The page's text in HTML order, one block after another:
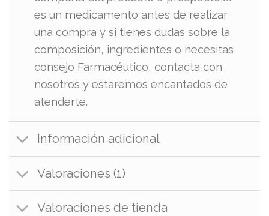
es un medicamento antes de realizar
una compra y si tienes dudas sobre la
composición, ingredientes o necesitas
consejo Farmacéutico, contacta con
nosotros y estaremos encantados de
atenderte.
Información adicional
Valoraciones (1)
Valoraciones de tienda